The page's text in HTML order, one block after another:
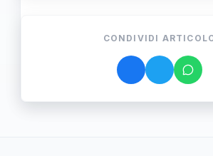
CONDIVIDI